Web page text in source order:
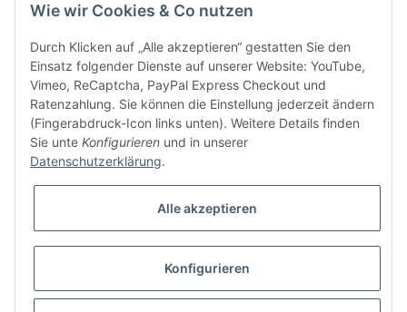
Bitte senden Sie mir entsprechend IhrerDatenschutzerklärung
* Alle Preise inkl. gesetzlicher USt., zzgl.
Besucherzähler: 5844915
UmsetzungVlarom E-Commerce Agentur| Powered byJTL-Shop|
Wie wir Cookies & Co nutzen
Durch Klicken auf „Alle akzeptieren“ gestatten Sie den
Einsatz folgender Dienste auf unserer Website: YouTube,
Vimeo, ReCaptcha, PayPal Express Checkout und
Ratenzahlung. Sie können die Einstellung jederzeit ändern
(Fingerabdruck-Icon links unten). Weitere Details finden
Sie unte Konfigurieren und in unserer
Datenschutzerklärung.
Alle akzeptieren
Konfigurieren